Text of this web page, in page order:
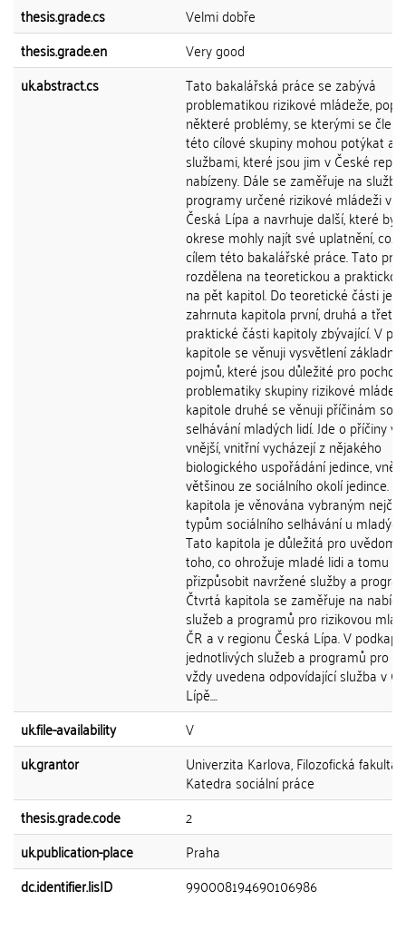
thesis.grade.cs
Velmi dobře
thesis.grade.en
Very good
uk.abstract.cs
Tato bakalářská práce se zabývá
problematikou rizikové mládeže,
některé problémy, se kterými se
této cílové skupiny mohou potýkat a
službami, které jsou jim v České
nabízeny. Dále se zaměřuje na
programy určené rizikové mládeži v
Česká Lípa a navrhuje další, které by v
okrese mohly najít své uplatnění, což
cílem této bakalářské práce. Tato
rozdělena na teoretickou a
na pět kapitol. Do teoretické části je
zahrnuta kapitola první, druhá a třetí,
praktické části kapitoly zbývající. V
kapitole se věnuji vysvětlení
pojmů, které jsou důležité pro
problematiky skupiny rizikové
kapitole druhé se věnuji příčinám
selhávání mladých lidí. Jde o příčiny
vnější, vnitřní vycházejí z nějakého
biologického uspořádání jedince,
většinou ze sociálního okolí jedince.
kapitola je věnována vybraným
typům sociálního selhávání u
Tato kapitola je důležitá pro
toho, co ohrožuje mladé lidi a tomu
přizpůsobit navržené služby a
Čtvrtá kapitola se zaměřuje na
služeb a programů pro rizikovou
ČR a v regionu Česká Lípa. V
jednotlivých služeb a programů pro
vždy uvedena odpovídající služba v
Lípě....
uk.file-availability
V
uk.grantor
Univerzita Karlova, Filozofická fakulta,
Katedra sociální práce
thesis.grade.code
2
uk.publication-place
Praha
dc.identifier.lisID
990008194690106986